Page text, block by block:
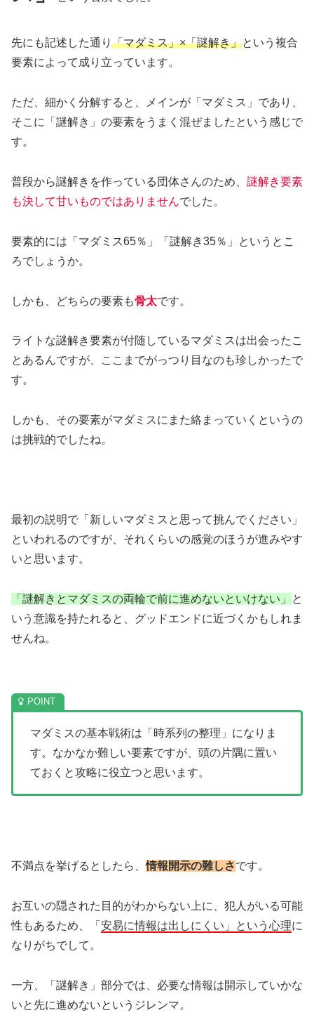
先にも記述した通り 「マダミス」×「謎解き」という複合
要素によって成り立っています。
ただ、細かく分解すると、メインが「マダミス」であり、
そこに「謎解き」の要素をうまく混ぜましたという感じで
す。
普段から謎解きを作っている団体さんのため、 謎解き要素
も決して甘いものではありませんでした。
要素的には「マダミス65％」「謎解き35％」というとこ
ろでしょうか。
しかも、どちらの要素も骨太です。
ライトな謎解き要素が付随しているマダミスは出会ったこ
とあるんですが、ここまでがっつり目なのも珍しかったで
す。
しかも、その要素がマダミスにまた絡まっていくというの
は挑戦的でしたね。
最初の説明で「新しいマダミスと思って挑んでください」
といわれるのですが、それくらいの感覚のほうが進みやす
いと思います。
「謎解きとマダミスの両輪で前に進めないといけない」
と
いう意識を持たれると、グッドエンドに近づくかもしれま
せんね。
マダミスの基本戦術は「時系列の整理」になりま
す。なかなか難しい要素ですが、頭の片隅に置い
ておくと攻略に役立つと思います。
不満点を挙げるとしたら、情報開示の難しさです。
お互いの隠された目的がわからない上に、犯人がいる可能
性もあるため、「 安易に情報は出しにくい」という心理に
なりがちでして。
一方、「謎解き」部分では、必要な情報は開示していかな
いと先に進めないというジレンマ。